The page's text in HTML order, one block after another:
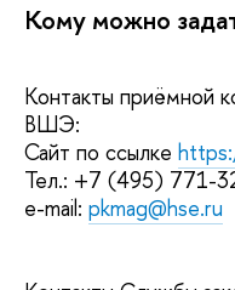
Кому можно
Контакты приёмной
ВШЭ:
Сайт по ссылке
Тел.: +7 (495) 771-
e-mail: pkmag@hse.ru